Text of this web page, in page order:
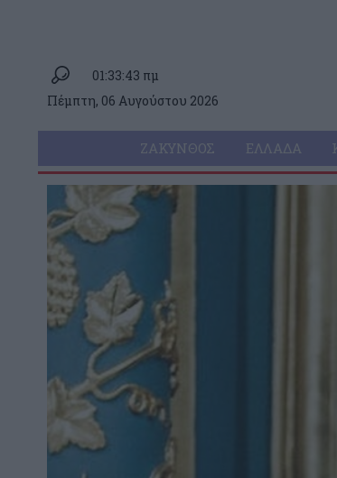
01:33:43 πμ
Πέμπτη, 06 Αυγούστου 2026
ΖΆΚΥΝΘΟΣ ΕΛΛΆΔΑ